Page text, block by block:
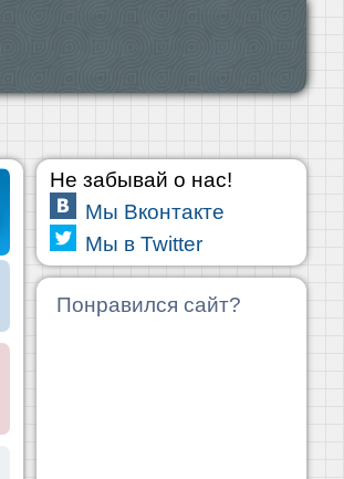
Не забывай о нас!
Мы Вконтакте
Мы в Twitter
Понравился сайт?